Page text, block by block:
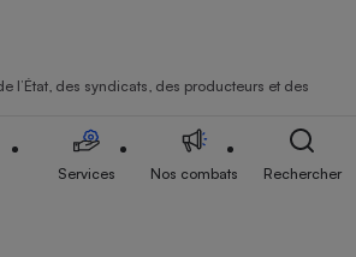
l’État, des syndicats, des producteurs et des
Services Nos combats Rechercher